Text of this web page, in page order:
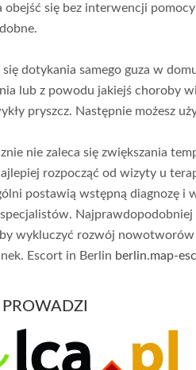
obejść się bez interwencji
się dotykania samego guza w
lub z powodu jakiejś choroby
pryszcz. Następnie możesz
nie zaleca się zwiększania
rozpocząć od wizyty u
postawią wstępną diagnozę i
wykluczyć rozwój nowotworów
Escort in Berlin berlin.map-